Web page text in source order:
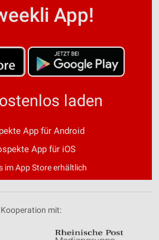
App!
laden
App für Android
App für iOS
im App Store erhältlich
mit: